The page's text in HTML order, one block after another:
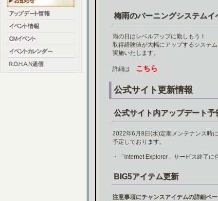
梅雨のバーニングシステムイ
雨の日はレベルアップに勤しもう！
取得経験値が大幅にアップするシステ
実施いたします。
詳細は こちら
公式サイト更新情報
公式サイト内アップデート予
2022年6月8日(水)定期メンテナンス時
予定しております。
・「Internet Explorer」サービス終了
BIG5アイテム更新
注意事項にチャンスアイテムの詳細ペ